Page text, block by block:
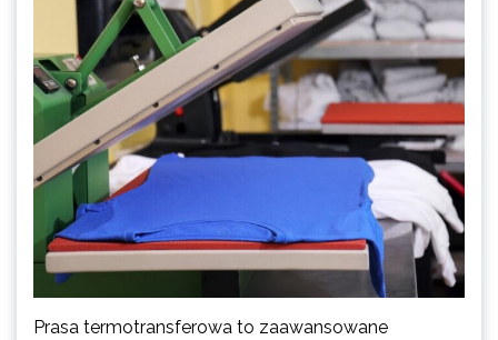
Prasa termotransferowa to zaawansowane